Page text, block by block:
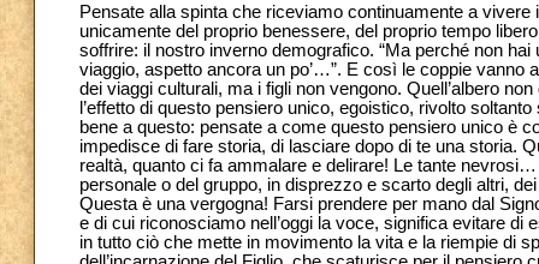
Pensate alla spinta che riceviamo continuamente a
unicamente del proprio benessere, del proprio tempo
soffrire: il nostro inverno demografico. “Ma perché non
viaggio, aspetto ancora un po’…”. E così le coppie vanno
dei viaggi culturali, ma i figli non vengono. Quell’albero
l’effetto di questo pensiero unico, egoistico, rivolto
bene a questo: pensate a come questo pensiero unico è
impedisce di fare storia, di lasciare dopo di te una storia.
realtà, quanto ci fa ammalare e delirare! Le tante
personale o del gruppo, in disprezzo e scarto degli altri,
Questa è una vergogna! Farsi prendere per mano dal
e di cui riconosciamo nell’oggi la voce, significa evitare
in tutto ciò che mette in movimento la vita e la riempie di